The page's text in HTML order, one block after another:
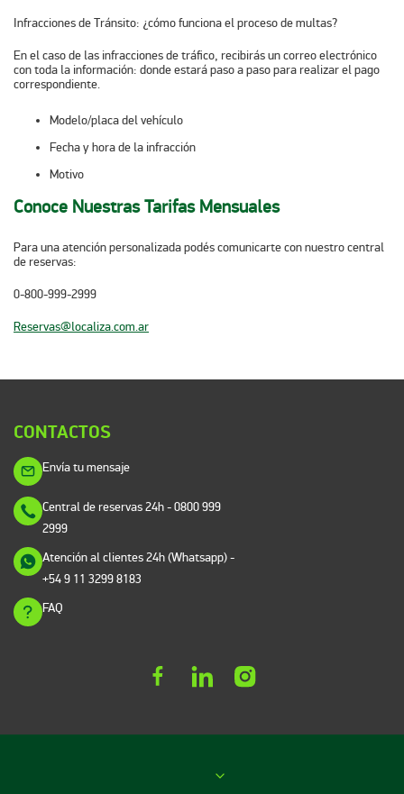
Infracciones de Tránsito: ¿cómo funciona el proceso de multas?
En el caso de las infracciones de tráfico, recibirás un correo electrónico
con toda la información: donde estará paso a paso para realizar el pago
correspondiente.
Modelo/placa del vehículo
Fecha y hora de la infracción
Motivo
Conoce Nuestras Tarifas Mensuales
Para una atención personalizada podés comunicarte con nuestro central
de reservas:
0-800-999-2999
Reservas@localiza.com.ar
CONTACTOS
Envía tu mensaje
Central de reservas 24h- 0800 999
2999
Atención al clientes 24h (Whatsapp)-
+54 9 11 3299 8183
FAQ